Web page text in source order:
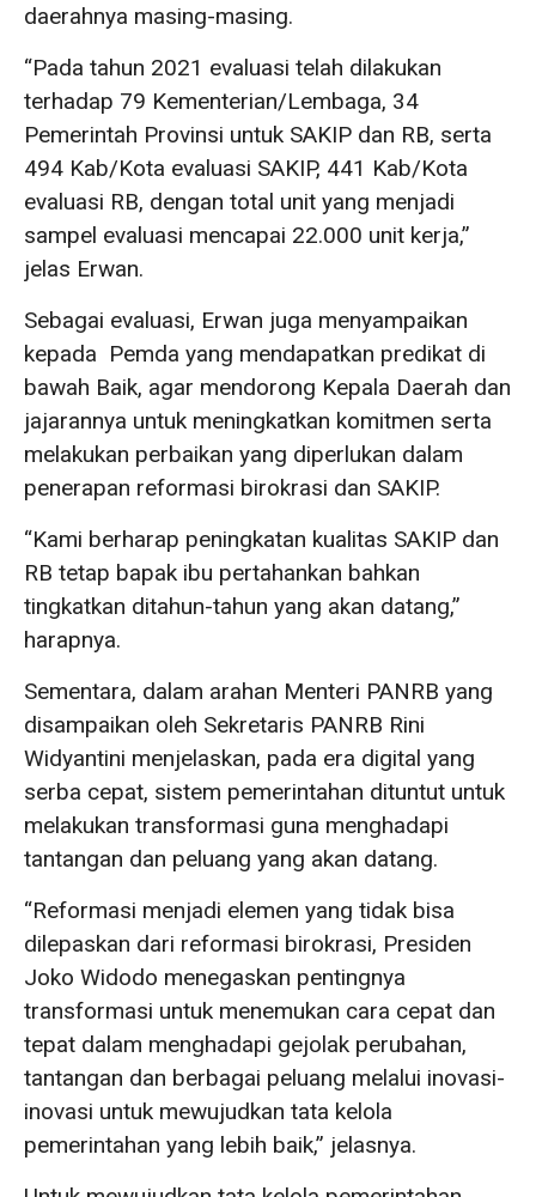
daerahnya masing-masing.
“Pada tahun 2021 evaluasi telah dilakukan
terhadap 79 Kementerian/Lembaga, 34
Pemerintah Provinsi untuk SAKIP dan RB, serta
494 Kab/Kota evaluasi SAKIP, 441 Kab/Kota
evaluasi RB, dengan total unit yang menjadi
sampel evaluasi mencapai 22.000 unit kerja,”
jelas Erwan.
Sebagai evaluasi, Erwan juga menyampaikan
kepada Pemda yang mendapatkan predikat di
bawah Baik, agar mendorong Kepala Daerah dan
jajarannya untuk meningkatkan komitmen serta
melakukan perbaikan yang diperlukan dalam
penerapan reformasi birokrasi dan SAKIP.
“Kami berharap peningkatan kualitas SAKIP dan
RB tetap bapak ibu pertahankan bahkan
tingkatkan ditahun-tahun yang akan datang,”
harapnya.
Sementara, dalam arahan Menteri PANRB yang
disampaikan oleh Sekretaris PANRB Rini
Widyantini menjelaskan, pada era digital yang
serba cepat, sistem pemerintahan dituntut untuk
melakukan transformasi guna menghadapi
tantangan dan peluang yang akan datang.
“Reformasi menjadi elemen yang tidak bisa
dilepaskan dari reformasi birokrasi, Presiden
Joko Widodo menegaskan pentingnya
transformasi untuk menemukan cara cepat dan
tepat dalam menghadapi gejolak perubahan,
tantangan dan berbagai peluang melalui inovasi-
inovasi untuk mewujudkan tata kelola
pemerintahan yang lebih baik,” jelasnya.